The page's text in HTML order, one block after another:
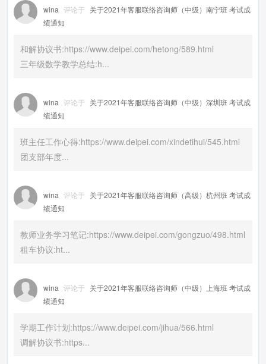
wina 评论于 关于2021年客服联络咨询师（中级）南宁班 考试成
绩通知
和解协议书:https://www.deipei.com/hetong/589.html
三年级数学教学总结:h...
wina 评论于 关于2021年客服联络咨询师（中级）深圳班 考试成
绩通知
班主任工作心得:https://www.deipei.com/xindetihui/545.html
团支部年度...
wina 评论于 关于2021年客服联络咨询师（高级）杭州班 考试成
绩通知
教师业务学习笔记:https://www.deipei.com/gongzuo/498.html
租车协议:ht...
wina 评论于 关于2021年客服联络咨询师（中级）上海班 考试成
绩通知
学期工作计划:https://www.deipei.com/jihua/566.html
调解协议书:https...